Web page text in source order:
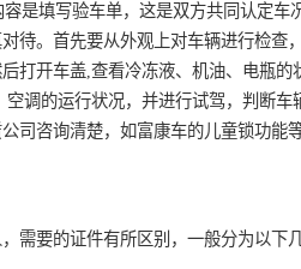
是填写验车单，这是双方共同认定车
待。首先要从外观上对车辆进行检查
打开车盖,查看冷冻液、机油、电瓶
调的运行状况，并进行试驾，判断
司咨询清楚，如富康车的儿童锁功能
需要的证件有所区别，一般分为以下